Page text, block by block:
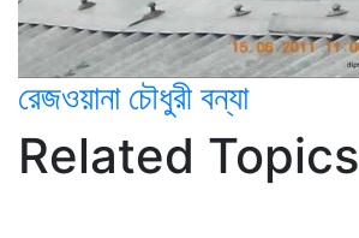
রেজওয়ানা চৌধুরী বন্যা
Related Topics